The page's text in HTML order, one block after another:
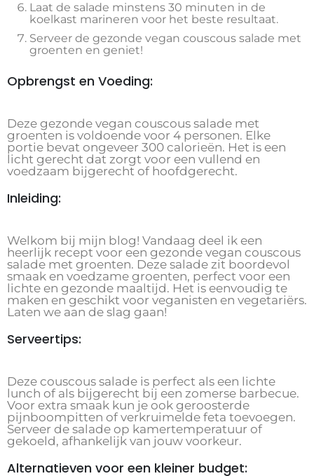
Laat de salade minstens 30 minuten in de
koelkast marineren voor het beste resultaat.
Serveer de gezonde vegan couscous salade met
groenten en geniet!
Opbrengst en Voeding:
Deze gezonde vegan couscous salade met
groenten is voldoende voor 4 personen. Elke
portie bevat ongeveer 300 calorieën. Het is een
licht gerecht dat zorgt voor een vullend en
voedzaam bijgerecht of hoofdgerecht.
Inleiding:
Welkom bij mijn blog! Vandaag deel ik een
heerlijk recept voor een gezonde vegan couscous
salade met groenten. Deze salade zit boordevol
smaak en voedzame groenten, perfect voor een
lichte en gezonde maaltijd. Het is eenvoudig te
maken en geschikt voor veganisten en vegetariërs.
Laten we aan de slag gaan!
Serveertips:
Deze couscous salade is perfect als een lichte
lunch of als bijgerecht bij een zomerse barbecue.
Voor extra smaak kun je ook geroosterde
pijnboompitten of verkruimelde feta toevoegen.
Serveer de salade op kamertemperatuur of
gekoeld, afhankelijk van jouw voorkeur.
Alternatieven voor een kleiner budget: